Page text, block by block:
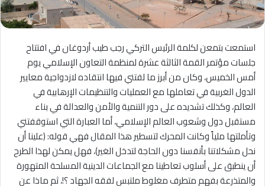
استمعت بتمعن لكلمة الرئيس التركي رجب طيب أردوغان في افتتاح
جلسات مؤتمر القمة الثالثة عشرة لمنظمة التعاون الإسلامي يوم
أمس الخميس، وكان من أبرز ما لفتني فيها انتقاده لازدواجية معايير
الدول الغربية في تعاملها مع العمليات والتنظيمات الإرهابية في
العالم، وكذلك تشديده على دور التنمية والأمن والعدالة في بناء
مستقبل دول وشعوب العالم الإسلامي، أما العبارة التي استوقفتني
وتأملتها ملياً وكانت المحرك لتسطير هذا المقال فهي قوله: (علينا أن
نحل مشكلاتنا بأنفسنا دون الحاجة لتدخل الغير)، فهل يمكن لهذا الطرح
أن ينطبق على أسلوب تعاطينا مع الجماعات الدينية المسلحة المتهورة
والمتذرعة بفهم متطرف مغلوط ملتبس لفقه الجهاد ؟!، ثم ماذا عن